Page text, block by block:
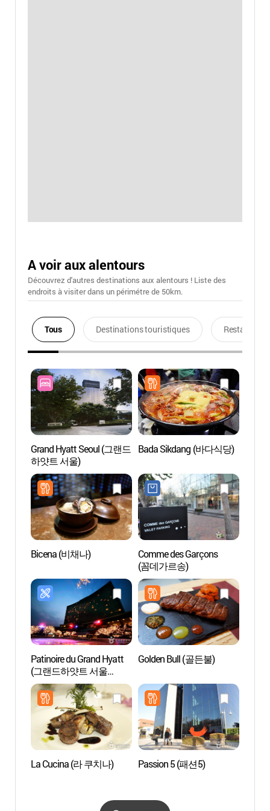
A voir aux alentours
Découvrez d'autres destinations aux alentours ! Liste des
endroits à visiter dans un périmétre de 50km.
Tous Destinations touristiques Restaurants
Grand Hyatt Seoul (그랜드
하얏트 서울)
Bada Sikdang (바다식당)
Bicena (비채나)
Comme des Garçons
(꼼데가르송)
Patinoire du Grand Hyatt
(그랜드하얏트 서울
하이스링크)
Golden Bull (골든불)
La Cucina (라 쿠치나) Passion 5 (패션5)